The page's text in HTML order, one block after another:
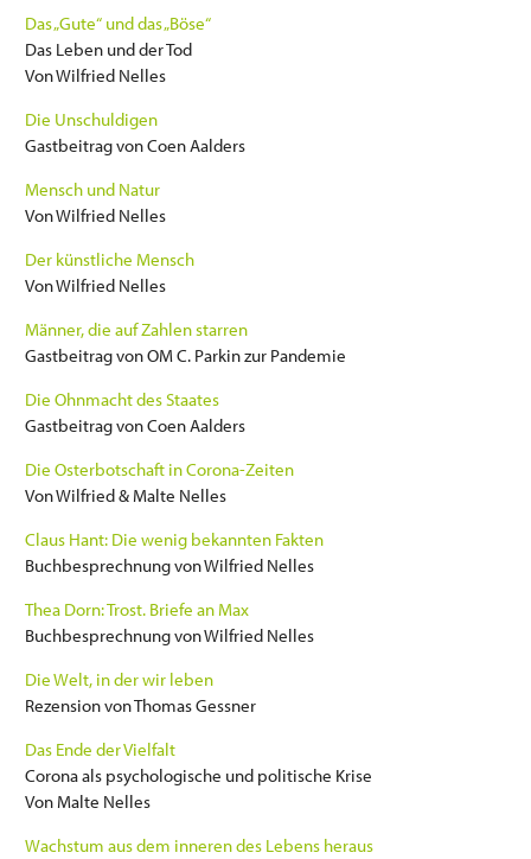
Das „Gute“ und das „Böse“
Das Leben und der Tod
Von Wilfried Nelles
Die Unschuldigen
Gastbeitrag von Coen Aalders
Mensch und Natur
Von Wilfried Nelles
Der künstliche Mensch
Von Wilfried Nelles
Männer, die auf Zahlen starren
Gastbeitrag von OM C. Parkin zur Pandemie
Die Ohnmacht des Staates
Gastbeitrag von Coen Aalders
Die Osterbotschaft in Corona-Zeiten
Von Wilfried & Malte Nelles
Claus Hant: Die wenig bekannten Fakten
Buchbesprechnung von Wilfried Nelles
Thea Dorn: Trost. Briefe an Max
Buchbesprechnung von Wilfried Nelles
Die Welt, in der wir leben
Rezension von Thomas Gessner
Das Ende der Vielfalt
Corona als psychologische und politische Krise
Von Malte Nelles
Wachstum aus dem inneren des Lebens heraus